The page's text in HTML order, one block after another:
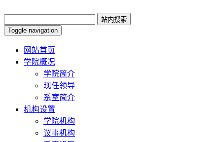
Toggle navigation
网站首页
学院概况
学院简介
现任领导
系室简介
机构设置
学院机构
议事机构